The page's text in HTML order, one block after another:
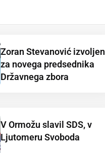
Zoran Stevanović izvoljen
za novega predsednika
Državnega zbora
V Ormožu slavil SDS, v
Ljutomeru Svoboda